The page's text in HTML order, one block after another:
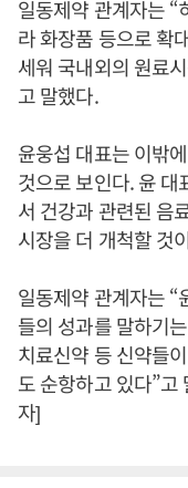
일동제약 관계자는 “
라 화장품 등으로 확
세워 국내외의 원료
고 말했다.
윤웅섭 대표는 이밖
것으로 보인다. 윤
서 건강과 관련된 음
시장을 더 개척할 것
일동제약 관계자는 “
들의 성과를 말하기
치료신약 등 신약들
도 순항하고 있다”고
자]